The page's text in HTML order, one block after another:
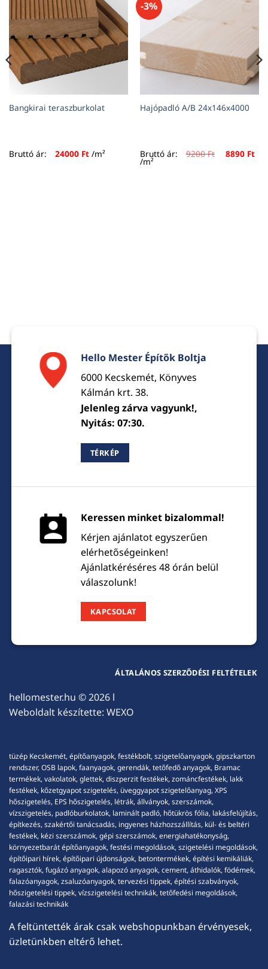
Bangkirai teraszburkolat
Bruttó ár: 24000 Ft/m²
-3%
Hajópadló A/B 24x146x4000
Bruttó ár: 9200Ft Original
price
8890 Ft
/m²
Hello Mester Építők Boltja
6000 Kecskemét, Könyves
Kálmán krt. 38.
Jelenleg zárva vagyunk!,
Nyitás: 07:30.
TÉRKÉP
Keressen minket bizalommal!
Kérjen ajánlatot egyszerűen
elérhetőségeinken!
Ajánlatkéréséres 48 órán belül
válaszolunk!
KAPCSOLAT
hellomester.hu © 2026 l
Weboldalt készítette: WEXO
ÁLTALÁNOS SZERZŐDÉSI FELTÉTELEK
tüzép Kecskemét, építőanyagok, festékbolt, szigetelőanyagok, gipszkarton
rendszer, OSB lapok, faanyagok, gerendák, tetőfedő anyagok, Bramac
termékek, vakolatok, glettek, diszperzit festékek, zománcfestékek, lakk
festékek, kőzetgyapot szigetelés, üveggyapot szigetelőanyag, XPS
hőszigetelés, EPS hőszigetelés, létrák, állványok, szerszámok,
vízszigetelés, padlóburkolatok, laminált padló, hőtükrös fólia, lakásfelújítás,
építkezés, szakértői tanácsadás, ingyenes házhozszállítás, kül- és beltéri
festékek, kézi szerszámok, gépi szerszámok, energiahatékonyság,
környezetbarát építőanyagok, festési megoldások, szigetelési megoldások,
építőipari hírek, építőipari újdonságok, betontermékek, építési kemikáliák,
ragasztók, fugázó anyagok, alapozó anyagok, cement, áthidalók, födémek,
falazóanyagok, zsaluzóanyagok, tervezési tippek, építési szabványok,
hőszigetelési tippek, vízszigetelési technikák, tetőfedési megoldások,
falazási technikák
A feltüntették árak csak webshopunkban érvényesek,
üzletünkben eltérő lehet.